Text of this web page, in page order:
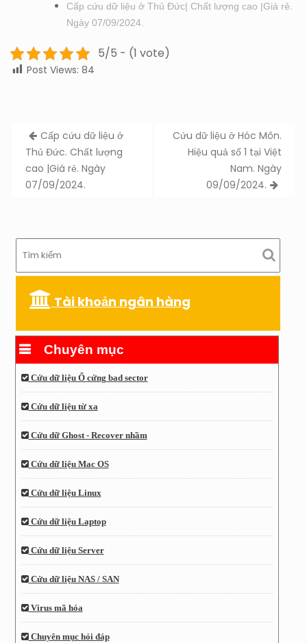
Cấp cứu dữ liệu ở Thủ Đức| Chất lượng cao |Giá rẻ.
Ngày 07/09/2024.
5/5 - (1 vote)
Post Views: 84
Post
navigation
Cấp cứu dữ liệu ở
Thủ Đức. Chất lượng
cao |Giá rẻ. Ngày
07/09/2024.
Cứu dữ liệu ở Hóc Môn.
Hiệu quả số 1 tại Việt
Nam. Ngày
09/09/2024.
Tài khoản ngân hàng
Chuyên mục
Cứu dữ liệu Ổ cứng bad sector
Cứu dữ liệu từ xa
Cứu dữ Ghost - Recover nhầm
Cứu dữ liệu Mac OS
Cứu dữ liệu Linux
Cứu dữ liệu Laptop
Cứu dữ liệu Server
Cứu dữ liệu NAS / SAN
Virus mã hóa
Chuyên mục hỏi đáp